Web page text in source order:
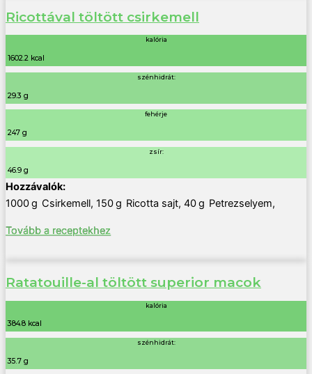
Ricottával töltött csirkemell
kalória
1602.2 kcal
szénhidrát:
29.3 g
fehérje
247 g
zsír:
46.9 g
1000g Csirkemell, 150g Ricotta sajt, 40g Petrezselyem,
Tovább a receptekhez
Ratatouille-al töltött superior macok
kalória
384.8 kcal
szénhidrát:
35.7 g